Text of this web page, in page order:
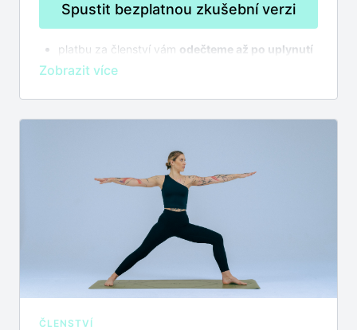
Spustit bezplatnou zkušební verzi
platbu za členství vám odečteme až po uplynutí
7 dnů na zkoušku
členství se automaticky prodlužuje,zrušit
ČLENSTVÍ